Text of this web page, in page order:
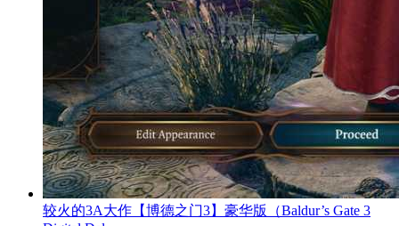
较火的3A大作【博德之门3】豪华版（Baldur’s Gate 3